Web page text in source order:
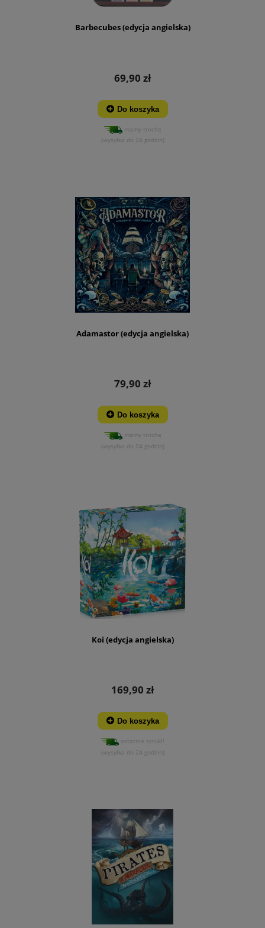
Barbecubes (edycja angielska)
69,90 zł
Do koszyka
mamy trochę
(wysyłka do 24 godzin)
Adamastor (edycja angielska)
79,90 zł
Do koszyka
mamy trochę
(wysyłka do 24 godzin)
Koi (edycja angielska)
169,90 zł
Do koszyka
ostatnie sztuki!
(wysyłka do 24 godzin)